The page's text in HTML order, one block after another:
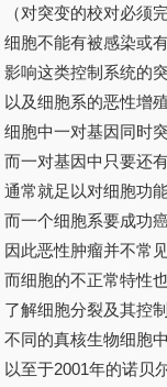
（对突变的校对必须完
细胞不能有被感染或
影响这类控制系统的
以及细胞系的恶性增
细胞中一对基因同时
而一对基因中只要还
通常就足以对细胞功
而一个细胞系要成功
因此恶性肿瘤并不常
而细胞的不正常特性
了解细胞分裂及其控
不同的真核生物细胞
以至于2001年的诺贝